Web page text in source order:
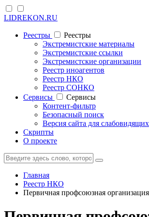
LIDREKON.RU
Реестры
Реестры
Экстремистские материалы
Экстремистские ссылки
Экстремистские организации
Реестр иноагентов
Реестр НКО
Реестр СОНКО
Cервисы
Cервисы
Контент-фильтр
Безопасный поиск
Версия сайта для слабовидящих
Скрипты
О проекте
Главная
Реестр НКО
Первичная профсоюзная организация